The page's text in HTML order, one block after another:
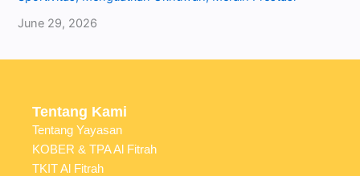
June 29, 2026
Tentang Kami
Tentang Yayasan
KOBER & TPA Al Fitrah
TKIT Al Fitrah